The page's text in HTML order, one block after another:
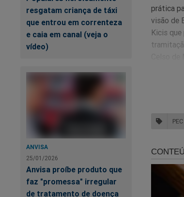
resgatam criança de táxi
que entrou em correnteza
e caia em canal (veja o
vídeo)
ANVISA
25/01/2026
Anvisa proíbe produto que
faz "promessa" irregular
de tratamento de doença
prática
visão de
Kicis
É
e
no